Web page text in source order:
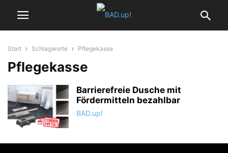
Start Schlagworte Pflegekasse
Pflegekasse
Barrierefreie Dusche mit
Fördermitteln bezahlbar
BAD.up!